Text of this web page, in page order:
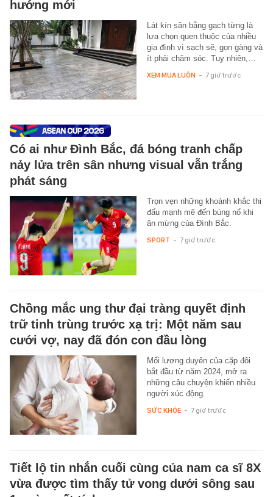
hướng mới
Lát kín sân bằng gạch từng là
lựa chọn quen thuộc của nhiều
gia đình vì sạch sẽ, gọn gàng và
ít phải chăm sóc. Tuy nhiên,…
XEM MUA LUÔN - 7 giờ trước
Có ai như Đình Bắc, đá bóng tranh chấp
nảy lửa trên sân nhưng visual vẫn trắng
phát sáng
Trọn vẹn những khoảnh khắc thi
đấu mạnh mẽ đến bùng nổ khi
ăn mừng của Đình Bắc.
SPORT - 7 giờ trước
Chồng mắc ung thư đại tràng quyết định
trữ tinh trùng trước xạ trị: Một năm sau
cưới vợ, nay đã đón con đầu lòng
Mối lương duyên của cặp đôi
bắt đầu từ năm 2024, mở ra
những câu chuyện khiến nhiều
người xúc động.
SỨC KHỎE - 7 giờ trước
Tiết lộ tin nhắn cuối cùng của nam ca sĩ 8X
vừa được tìm thấy tử vong dưới sông sau